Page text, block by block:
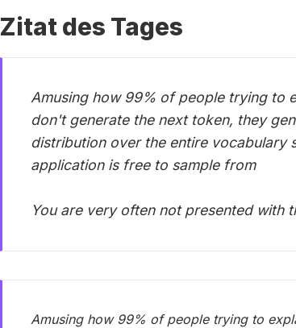
Zitat des Tages
Amusing how 99% of people trying to
don't generate the next token, they
distribution over the entire vocabulary
application is free to sample from
You are very often not presented with
Amusing how 99% of people trying to